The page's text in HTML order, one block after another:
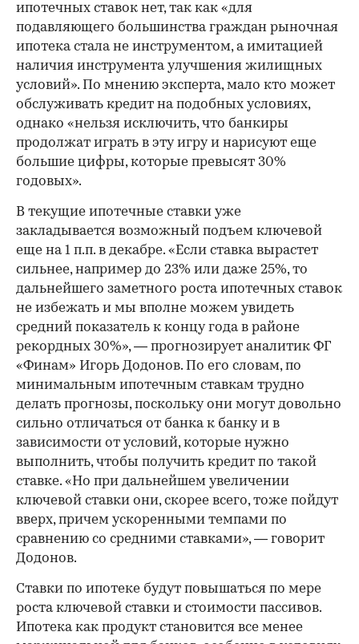
ипотечных ставок нет, так как «для
подавляющего большинства граждан рыночная
ипотека стала не инструментом, а имитацией
наличия инструмента улучшения жилищных
условий». По мнению эксперта, мало кто может
обслуживать кредит на подобных условиях,
однако «нельзя исключить, что банкиры
продолжат играть в эту игру и нарисуют еще
большие цифры, которые превысят 30%
годовых».
В текущие ипотечные ставки уже
закладывается возможный подъем ключевой
еще на 1 п.п. в декабре. «Если ставка вырастет
сильнее, например до 23% или даже 25%, то
дальнейшего заметного роста ипотечных ставок
не избежать и мы вполне можем увидеть
средний показатель к концу года в районе
рекордных 30%», — прогнозирует аналитик ФГ
«Финам» Игорь Додонов. По его словам, по
минимальным ипотечным ставкам трудно
делать прогнозы, поскольку они могут довольно
сильно отличаться от банка к банку и в
зависимости от условий, которые нужно
выполнить, чтобы получить кредит по такой
ставке. «Но при дальнейшем увеличении
ключевой ставки они, скорее всего, тоже пойдут
вверх, причем ускоренными темпами по
сравнению со средними ставками», — говорит
Додонов.
Ставки по ипотеке будут повышаться по мере
роста ключевой ставки и стоимости пассивов.
Ипотека как продукт становится все менее